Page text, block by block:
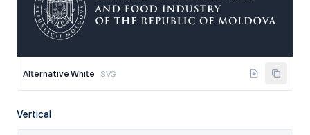
Alternative White SVG
Vertical